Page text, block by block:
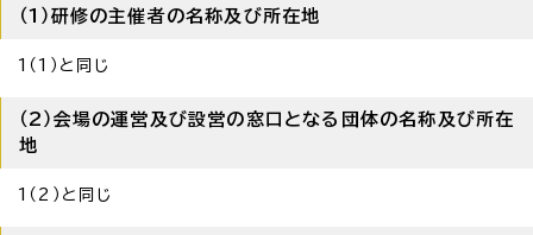
（1）研修の主催者の名称及び所在地
1（1）と同じ
（2）会場の運営及び設営の窓口となる団体の名称及び所在
地
1（2）と同じ